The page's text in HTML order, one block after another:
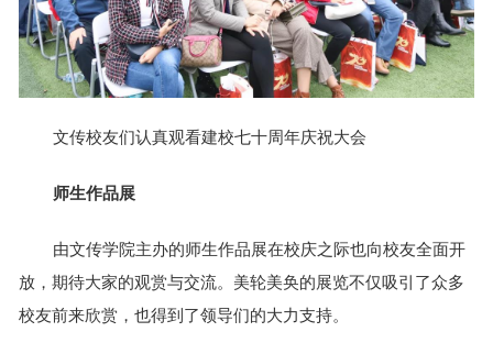
文传校友们认真观看建校七十周年庆祝大会
师生作品展
由文传学院主办的师生作品展在校庆之际也向校友全面开
放，期待大家的观赏与交流。美轮美奂的展览不仅吸引了众多
校友前来欣赏，也得到了领导们的大力支持。